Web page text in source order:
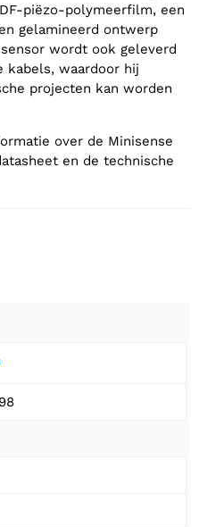
piëzo-polymeerfilm, een
gelamineerd ontwerp
wordt ook geleverd
kabels, waardoor hij
projecten kan worden
over de Minisense
en de technische